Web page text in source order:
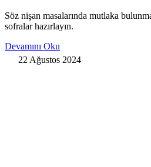
Söz nişan masalarında mutlaka
sofralar hazırlayın.
Devamını Oku
22 Ağustos 2024